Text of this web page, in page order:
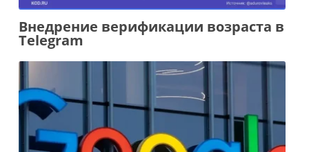
Внедрение верификации возраста в
Telegram